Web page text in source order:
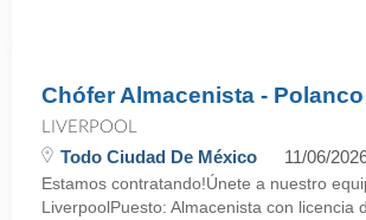
Chófer Almacenista - Polanco
LIVERPOOL
Todo Ciudad De México 11/06/
Estamos contratando!Únete a nuestro
LiverpoolPuesto: Almacenista con licencia